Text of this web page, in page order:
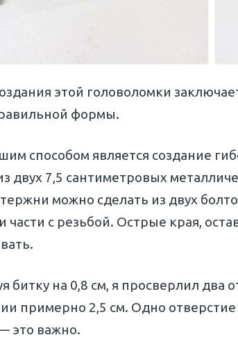
этой головоломки
формы.
способом является создание
двух 7,5 сантиметровых
можно сделать из двух
части с резьбой. Острые края,
битку на 0,8 см, я просверлил два
примерно 2,5 см. Одно
это важно.